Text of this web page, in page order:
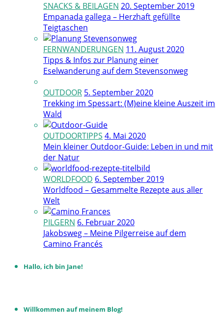
SNACKS & BEILAGEN 20. September 2019
Empanada gallega – Herzhaft gefüllte
Teigtaschen
FERNWANDERUNGEN 11. August 2020
Tipps & Infos zur Planung einer
Eselwanderung auf dem Stevensonweg
OUTDOOR 5. September 2020
Trekking im Spessart: (M)eine kleine Auszeit im
Wald
OUTDOORTIPPS 4. Mai 2020
Mein kleiner Outdoor-Guide: Leben in und mit
der Natur
WORLDFOOD 6. September 2019
Worldfood – Gesammelte Rezepte aus aller
Welt
PILGERN 6. Februar 2020
Jakobsweg – Meine Pilgerreise auf dem
Camino Francés
Hallo, ich bin Jane!
Willkommen auf meinem Blog!